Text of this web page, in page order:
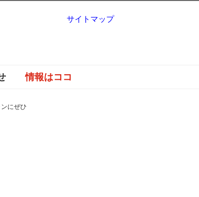
情報はココ
にぜひ
サイトマップ